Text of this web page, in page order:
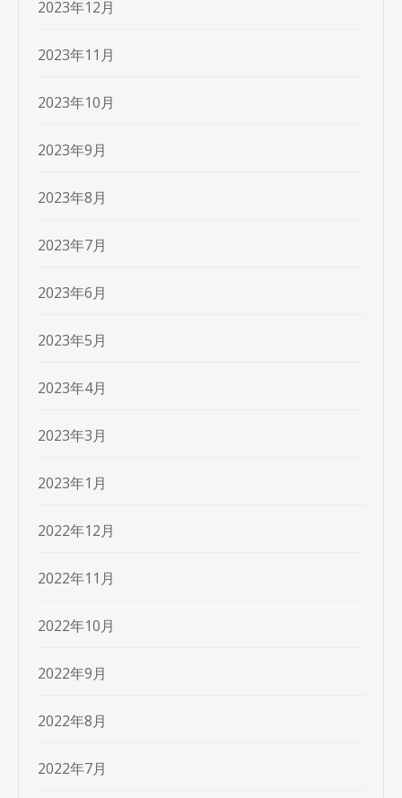
2023年12月
2023年11月
2023年10月
2023年9月
2023年8月
2023年7月
2023年6月
2023年5月
2023年4月
2023年3月
2023年1月
2022年12月
2022年11月
2022年10月
2022年9月
2022年8月
2022年7月